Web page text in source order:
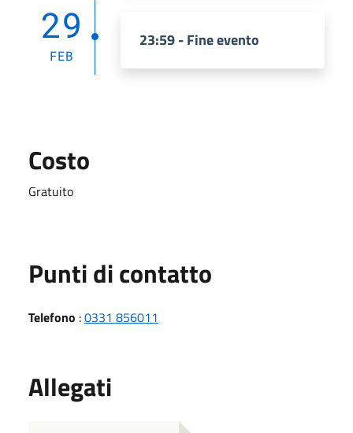
29
FEB
23:59 - Fine evento
Costo
Gratuito
Punti di contatto
Telefono :0331 856011
Allegati